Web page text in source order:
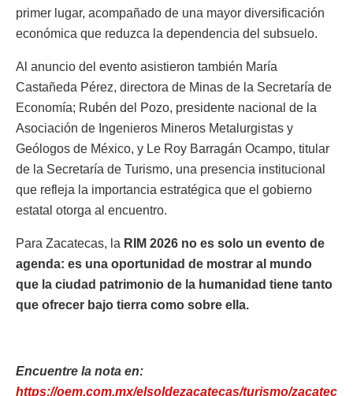
primer lugar, acompañado de una mayor diversificación
económica que reduzca la dependencia del subsuelo.
Al anuncio del evento asistieron también María
Castañeda Pérez, directora de Minas de la Secretaría de
Economía; Rubén del Pozo, presidente nacional de la
Asociación de Ingenieros Mineros Metalurgistas y
Geólogos de México, y Le Roy Barragán Ocampo, titular
de la Secretaría de Turismo, una presencia institucional
que refleja la importancia estratégica que el gobierno
estatal otorga al encuentro.
Para Zacatecas, la RIM 2026 no es solo un evento de
agenda: es una oportunidad de mostrar al mundo
que la ciudad patrimonio de la humanidad tiene tanto
que ofrecer bajo tierra como sobre ella.
Encuentre la nota en:
https://oem.com.mx/elsoldezacatecas/turismo/zacatec